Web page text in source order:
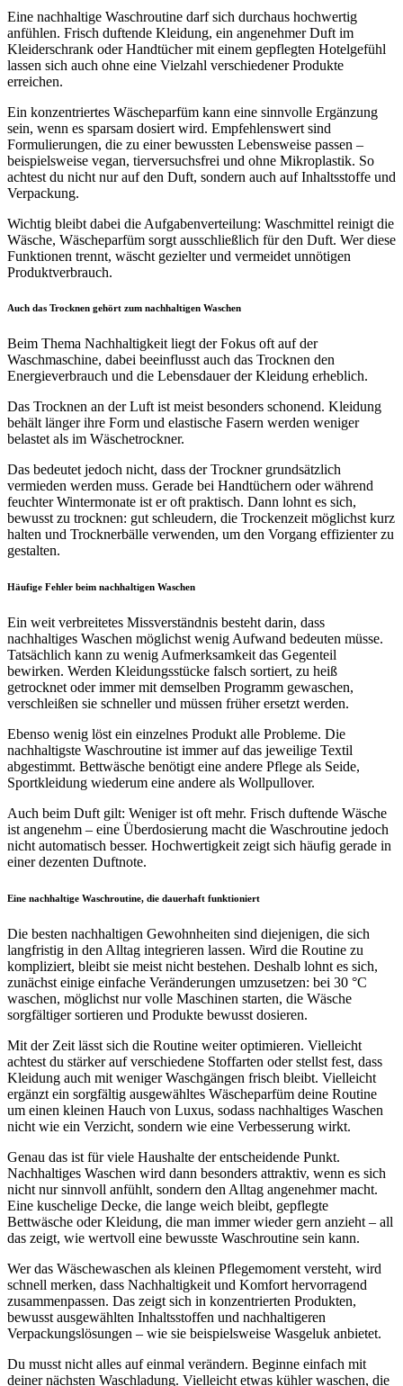
Eine nachhaltige Waschroutine darf sich durchaus hochwertig
anfühlen. Frisch duftende Kleidung, ein angenehmer Duft im
Kleiderschrank oder Handtücher mit einem gepflegten Hotelgefühl
lassen sich auch ohne eine Vielzahl verschiedener Produkte
erreichen.
Ein konzentriertes Wäscheparfüm kann eine sinnvolle Ergänzung
sein, wenn es sparsam dosiert wird. Empfehlenswert sind
Formulierungen, die zu einer bewussten Lebensweise passen –
beispielsweise vegan, tierversuchsfrei und ohne Mikroplastik. So
achtest du nicht nur auf den Duft, sondern auch auf Inhaltsstoffe und
Verpackung.
Wichtig bleibt dabei die Aufgabenverteilung: Waschmittel reinigt die
Wäsche, Wäscheparfüm sorgt ausschließlich für den Duft. Wer diese
Funktionen trennt, wäscht gezielter und vermeidet unnötigen
Produktverbrauch.
Auch das Trocknen gehört zum nachhaltigen Waschen
Beim Thema Nachhaltigkeit liegt der Fokus oft auf der
Waschmaschine, dabei beeinflusst auch das Trocknen den
Energieverbrauch und die Lebensdauer der Kleidung erheblich.
Das Trocknen an der Luft ist meist besonders schonend. Kleidung
behält länger ihre Form und elastische Fasern werden weniger
belastet als im Wäschetrockner.
Das bedeutet jedoch nicht, dass der Trockner grundsätzlich
vermieden werden muss. Gerade bei Handtüchern oder während
feuchter Wintermonate ist er oft praktisch. Dann lohnt es sich,
bewusst zu trocknen: gut schleudern, die Trockenzeit möglichst kurz
halten und Trocknerbälle verwenden, um den Vorgang effizienter zu
gestalten.
Häufige Fehler beim nachhaltigen Waschen
Ein weit verbreitetes Missverständnis besteht darin, dass
nachhaltiges Waschen möglichst wenig Aufwand bedeuten müsse.
Tatsächlich kann zu wenig Aufmerksamkeit das Gegenteil
bewirken. Werden Kleidungsstücke falsch sortiert, zu heiß
getrocknet oder immer mit demselben Programm gewaschen,
verschleißen sie schneller und müssen früher ersetzt werden.
Ebenso wenig löst ein einzelnes Produkt alle Probleme. Die
nachhaltigste Waschroutine ist immer auf das jeweilige Textil
abgestimmt. Bettwäsche benötigt eine andere Pflege als Seide,
Sportkleidung wiederum eine andere als Wollpullover.
Auch beim Duft gilt: Weniger ist oft mehr. Frisch duftende Wäsche
ist angenehm – eine Überdosierung macht die Waschroutine jedoch
nicht automatisch besser. Hochwertigkeit zeigt sich häufig gerade in
einer dezenten Duftnote.
Eine nachhaltige Waschroutine, die dauerhaft funktioniert
Die besten nachhaltigen Gewohnheiten sind diejenigen, die sich
langfristig in den Alltag integrieren lassen. Wird die Routine zu
kompliziert, bleibt sie meist nicht bestehen. Deshalb lohnt es sich,
zunächst einige einfache Veränderungen umzusetzen: bei 30 °C
waschen, möglichst nur volle Maschinen starten, die Wäsche
sorgfältiger sortieren und Produkte bewusst dosieren.
Mit der Zeit lässt sich die Routine weiter optimieren. Vielleicht
achtest du stärker auf verschiedene Stoffarten oder stellst fest, dass
Kleidung auch mit weniger Waschgängen frisch bleibt. Vielleicht
ergänzt ein sorgfältig ausgewähltes Wäscheparfüm deine Routine
um einen kleinen Hauch von Luxus, sodass nachhaltiges Waschen
nicht wie ein Verzicht, sondern wie eine Verbesserung wirkt.
Genau das ist für viele Haushalte der entscheidende Punkt.
Nachhaltiges Waschen wird dann besonders attraktiv, wenn es sich
nicht nur sinnvoll anfühlt, sondern den Alltag angenehmer macht.
Eine kuschelige Decke, die lange weich bleibt, gepflegte
Bettwäsche oder Kleidung, die man immer wieder gern anzieht – all
das zeigt, wie wertvoll eine bewusste Waschroutine sein kann.
Wer das Wäschewaschen als kleinen Pflegemoment versteht, wird
schnell merken, dass Nachhaltigkeit und Komfort hervorragend
zusammenpassen. Das zeigt sich in konzentrierten Produkten,
bewusst ausgewählten Inhaltsstoffen und nachhaltigeren
Verpackungslösungen – wie sie beispielsweise Wasgeluk anbietet.
Du musst nicht alles auf einmal verändern. Beginne einfach mit
deiner nächsten Waschladung. Vielleicht etwas kühler waschen, die